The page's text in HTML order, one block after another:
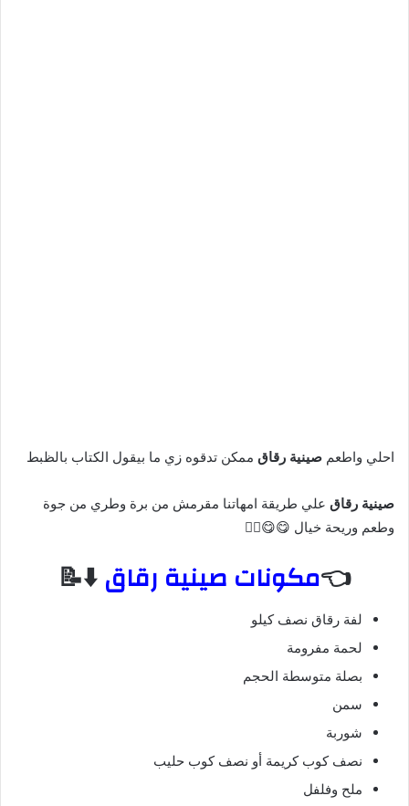
احلي واطعم صينية رقاق ممكن تدقوه زي ما بيقول الكتاب بالظبط
صينية رقاق علي طريقة امهاتنا مقرمش من برة وطري من جوة
وطعم وريحة خيال 😋😋❤️‍🔥
👈مكونات صينية رقاق⬇️📝
لفة رقاق نصف كيلو
لحمة مفرومة
بصلة متوسطة الحجم
سمن
شوربة
نصف كوب كريمة أو نصف كوب حليب
ملح وفلفل